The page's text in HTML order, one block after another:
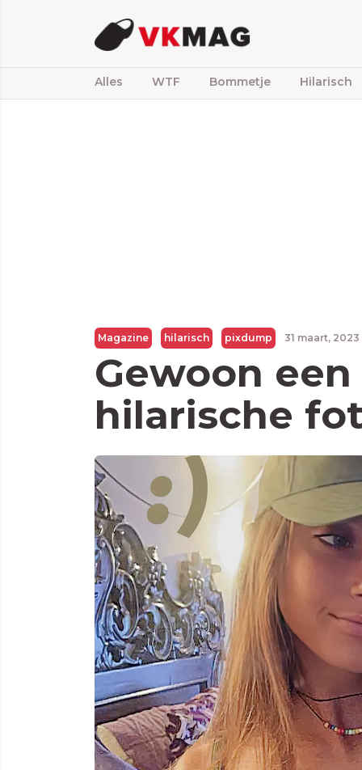
Alles WTF Bommetje Hilarisch
Magazine hilarisch pixdump 31 maart, 2023
Gewoon
hilarische